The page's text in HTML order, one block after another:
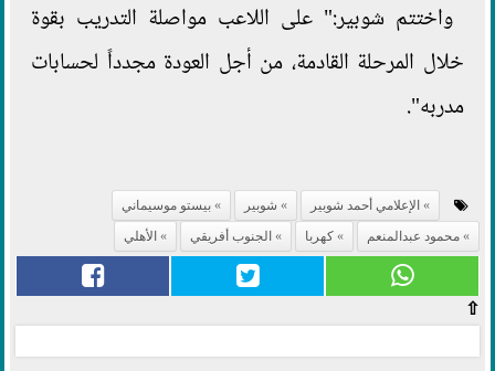
واختتم شوبير:" على اللاعب مواصلة التدريب بقوة
خلال المرحلة القادمة، من أجل العودة مجدداً لحسابات
مدربه".
الإعلامي أحمد شوبير شوبير
بيستو موسيماني
محمود عبدالمنعم
كهربا الجنوب أفريقي الأهلي
⇧